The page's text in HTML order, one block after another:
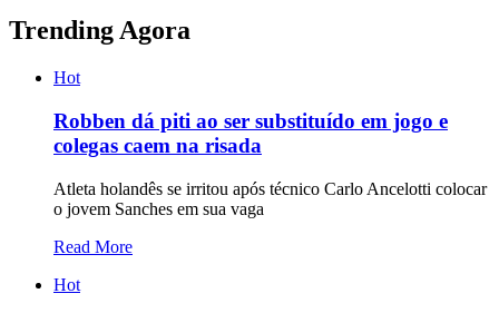
Trending Agora
Hot
Robben dá piti ao ser substituído em jogo e
colegas caem na risada
Atleta holandês se irritou após técnico Carlo Ancelotti colocar
o jovem Sanches em sua vaga
Read More
Hot